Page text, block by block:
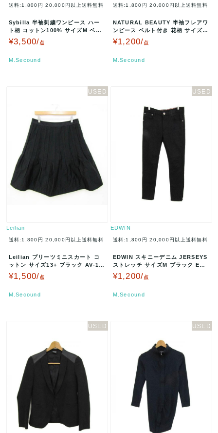
送料:1,800円 20,000円以上送料無料
Sybilla 半袖刺繍ワンピース ハー
ト柄 コットン100% サイズM ベー
ジュ×ブラック GBE…
¥3,500/点
M.Secound
送料:1,800円 20,000円以上送料無料
NATURAL BEAUTY 半袖フレアワ
ンピース ベルト付き 花柄 サイズ4
2 ライトグレー 01…
¥1,200/点
M.Secound
Leilian
送料:1,800円 20,000円以上送料無料
Leilian プリーツミニスカート コ
ットン サイズ13+ ブラック AV-18
02139 A00…
¥1,500/点
M.Secound
EDWIN
送料:1,800円 20,000円以上送料無料
EDWIN スキニーデニム JERSEYS
ストレッチ サイズM ブラック EZ-
2390 A002…
¥1,200/点
M.Secound